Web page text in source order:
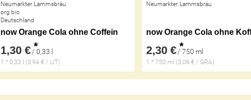
Neumarkter Lammsbräu
org.bio
Deutschland
now Orange Cola ohne Coffein
1,30 €*
/ 0,33 l
1 * 0,33 l (3,94 € / LIT)
Neumarkter Lammsbräu
now Orange Cola ohne
2,30 €*
/ 750 ml
1 * 750 ml (3,06 € / GRA)